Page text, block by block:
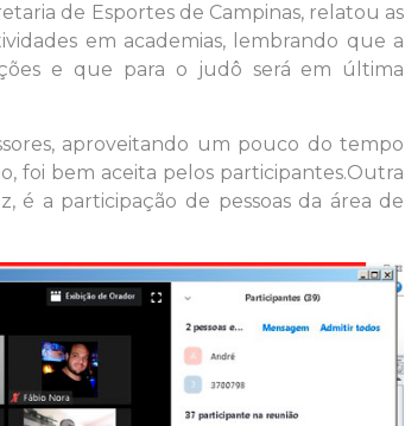
de Esportes de Campinas, relatou as
em academias, lembrando que a
e que para o judô será em última
aproveitando um pouco do tempo
foi bem aceita pelos participantes.Outra
é a participação de pessoas da área de